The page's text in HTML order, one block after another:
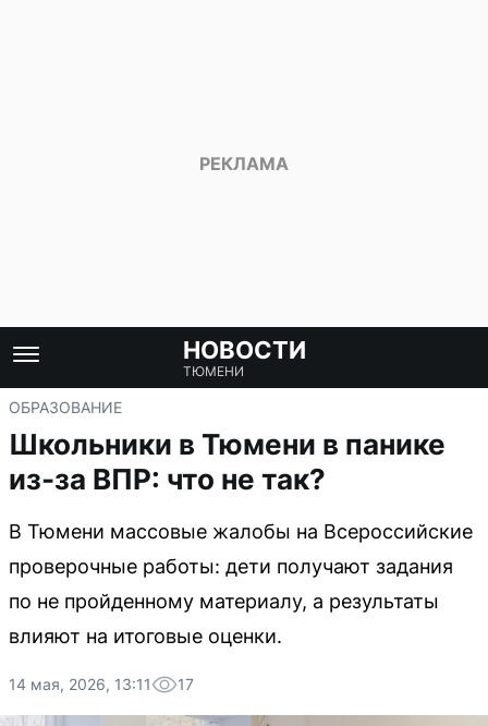
НОВОСТИ
ТЮМЕНИ
ОБРАЗОВАНИЕ
Школьники в Тюмени в панике
из-за ВПР: что не так?
В Тюмени массовые жалобы на Всероссийские
проверочные работы: дети получают задания
по не пройденному материалу, а результаты
влияют на итоговые оценки.
14 мая, 2026, 13:11 17